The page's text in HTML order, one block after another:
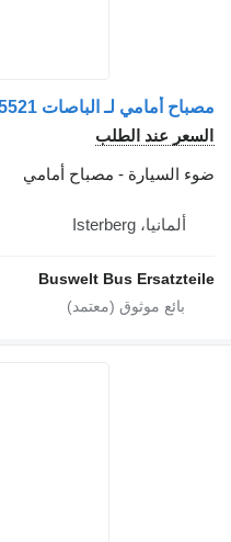
الطلب
- مصباح أمامي
Buswelt Bus